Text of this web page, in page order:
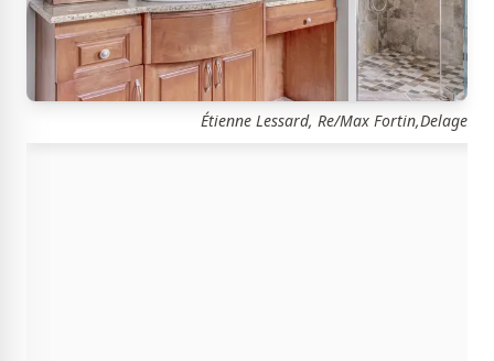
Étienne Lessard, Re/Max Fortin,Delage